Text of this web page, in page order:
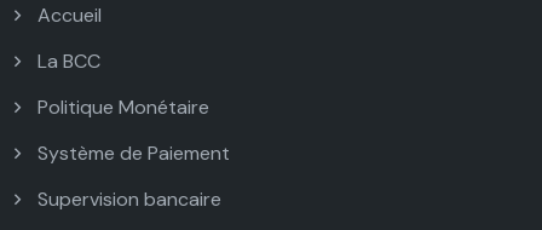
Accueil
La BCC
Politique Monétaire
Système de Paiement
Supervision bancaire